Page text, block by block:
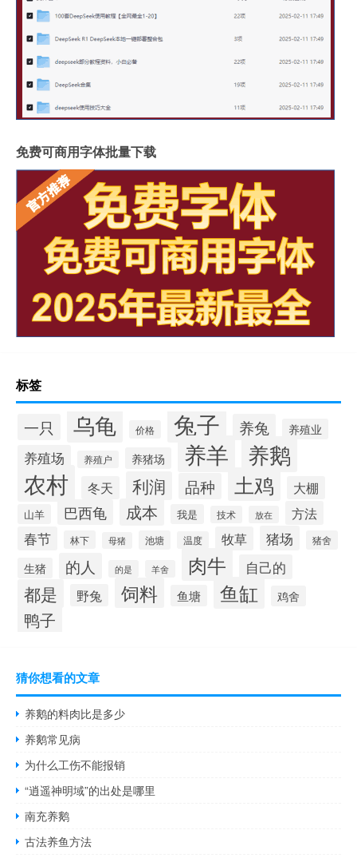
免费可商用字体批量下载
标签
一只 乌龟 价格 兔子 养兔 养殖业
养殖场 养殖户 养猪场 养羊 养鹅
农村 冬天 利润 品种 土鸡 大棚
山羊 巴西龟 成本 我是 技术 放在
方法
春节
林下 母猪 池塘 温度 牧草 猪场 猪舍
生猪 的人 的是 羊舍 肉牛 自己的
都是 野兔 饲料 鱼塘 鱼缸 鸡舍
鸭子
猜你想看的文章
养鹅的料肉比是多少
养鹅常见病
为什么工伤不能报销
“逍遥神明域”的出处是哪里
南充养鹅
古法养鱼方法